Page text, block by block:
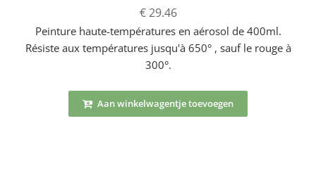
€ 29.46
Peinture haute-températures en aérosol de 400ml.
Résiste aux températures jusqu'à 650° , sauf le rouge à
300°.
Aan winkelwagentje toevoegen